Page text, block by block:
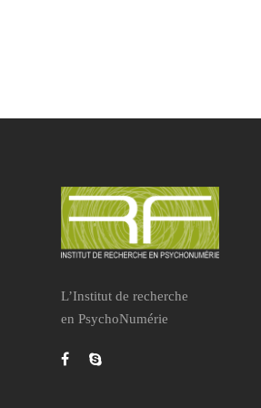
L’Institut de recherche
en PsychoNumérie